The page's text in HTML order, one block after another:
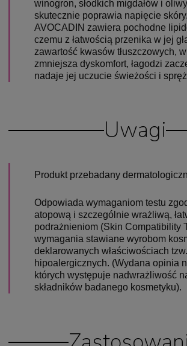
winogron, słodkich migdałów i
skutecznie poprawia napięcie
AVOCADIN zawiera pochodne
czemu z łatwością przenika w jej
zawartość kwasów tłuszczowych,
zmniejsza dyskomfort, łagodzi
nadaje jej uczucie świeżości i
Uwagi
Produkt przebadany
Odpowiada wymaganiom testu
atopową i szczególnie wrażliwą,
podrażnieniom (Skin Compatibility
wymagania stawiane wyrobom
deklarowanych właściwościach tzw.
hipoalergicznych. (Wydana opinia
których występuje nadwrażliwość
składników badanego kosmetyku).